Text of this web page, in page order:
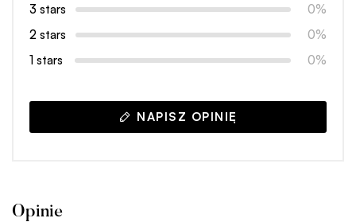
3 stars
0%
2 stars
0%
1 stars
0%
NAPISZ OPINIĘ
Opinie